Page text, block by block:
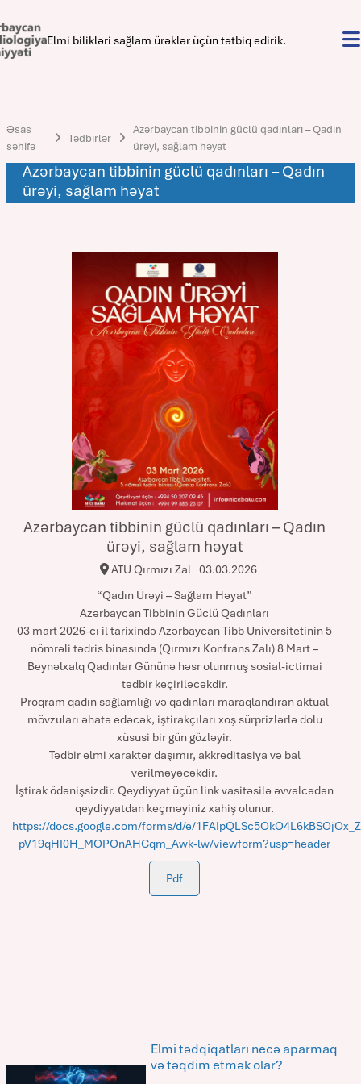
Elmi bilikləri sağlam ürəklər üçün tətbiq edirik.
Əsas
səhifə
Tədbirlər
Azərbaycan tibbinin güclü qadınları – Qadın
ürəyi, sağlam həyat
Azərbaycan tibbinin güclü qadınları – Qadın
ürəyi, sağlam həyat
Azərbaycan tibbinin güclü qadınları – Qadın
ürəyi, sağlam həyat
ATU Qırmızı Zal 03.03.2026
“Qadın Ürəyi – Sağlam Həyat”
Azərbaycan Tibbinin Güclü Qadınları
03 mart 2026-cı il tarixində Azərbaycan Tibb Universitetinin 5
nömrəli tədris binasında (Qırmızı Konfrans Zalı) 8 Mart –
Beynəlxalq Qadınlar Gününə həsr olunmuş sosial-ictimai
tədbir keçiriləcəkdir.
Proqram qadın sağlamlığı və qadınları maraqlandıran aktual
mövzuları əhatə edəcək, iştirakçıları xoş sürprizlərlə dolu
xüsusi bir gün gözləyir.
Tədbir elmi xarakter daşımır, akkreditasiya və bal
verilməyəcəkdir.
İştirak ödənişsizdir. Qeydiyyat üçün link vasitəsilə əvvəlcədən
qeydiyyatdan keçməyiniz xahiş olunur.
https://docs.google.com/forms/d/e/
pV19qHI0H_MOPOnAHCqm_Awk-lw/viewform?usp=header
Pdf
Elmi tədqiqatları necə aparmaq
və təqdim etmək olar?